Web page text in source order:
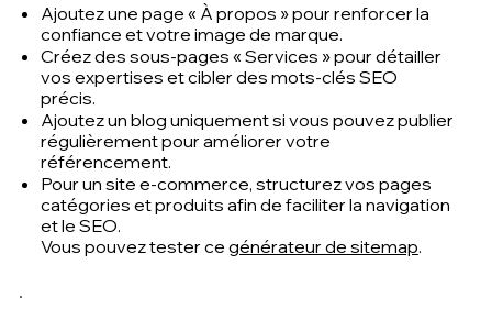
Ajoutez une page « À propos » pour renforcer la
confiance et votre image de marque.
Créez des sous-pages « Services » pour détailler
vos expertises et cibler des mots-clés SEO
précis.
Ajoutez un blog uniquement si vous pouvez publier
régulièrement pour améliorer votre
référencement.
Pour un site e-commerce, structurez vos pages
catégories et produits afin de faciliter la navigation
et le SEO.
Vous pouvez tester ce générateur de sitemap.